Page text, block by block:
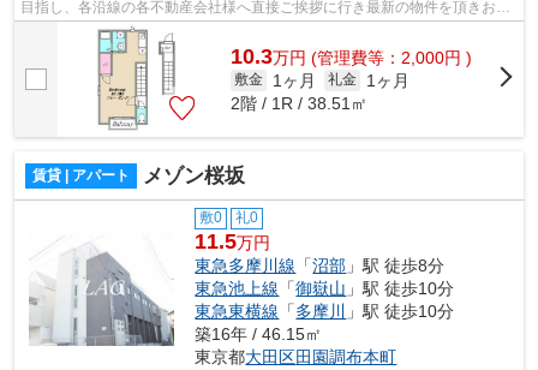
目指し、各沿線の各不動産会社様へ直接ご挨拶に行き最新の物件を頂きお客
様へ提供しております！最新の情報は...
10.3万円 (管理費等：2,000円 )
敷金 1ヶ月 礼金
1ヶ月
2階 / 1R / 38.51㎡
賃貸 | アパート メゾン桜坂
敷0 礼0
11.5万円
東急多摩川線 「沼部 」駅 徒歩8分
東急池上線 「御嶽山 」駅 徒歩10分
東急東横線 「多摩川
」駅 徒歩10分
築16年 / 46.15㎡
東京都大田区田園調布本町